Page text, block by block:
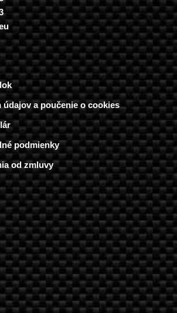
a poučenie o cookies
podmienky
od zmluvy